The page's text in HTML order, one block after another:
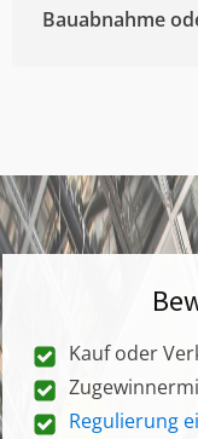
Bauabnahme
Kauf oder
Regulierung